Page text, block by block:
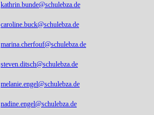
kathrin.bunde@schulebza.de
caroline.buck@schulebza.de
marina.cherfouf@schulebza.de
steven.ditsch@schulebza.de
melanie.engel@schulebza.de
nadine.engel@schulebza.de